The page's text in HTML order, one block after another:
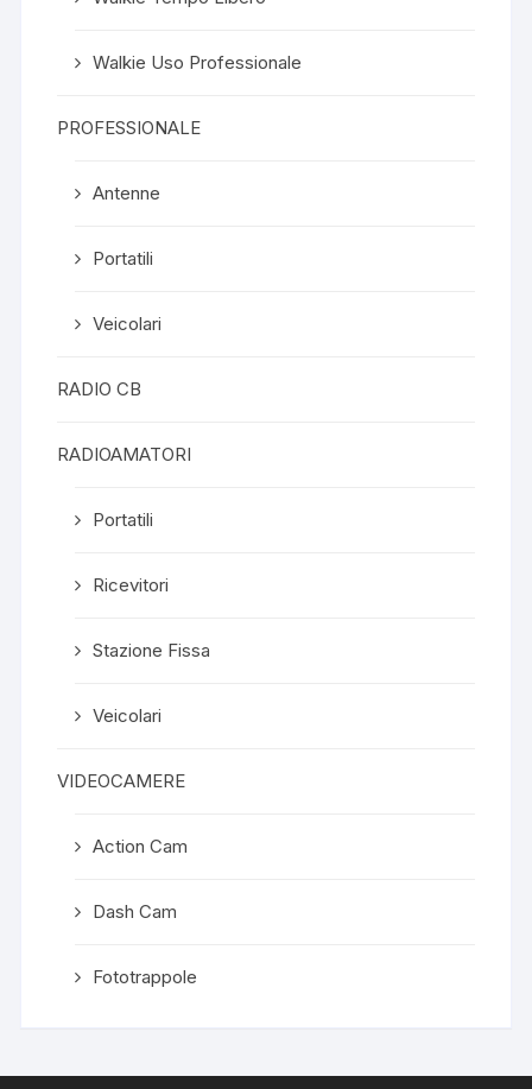
Walkie Uso Professionale
PROFESSIONALE
Antenne
Portatili
Veicolari
RADIO CB
RADIOAMATORI
Portatili
Ricevitori
Stazione Fissa
Veicolari
VIDEOCAMERE
Action Cam
Dash Cam
Fototrappole